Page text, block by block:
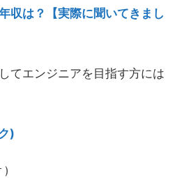
収は？【実際に聞いてきまし
てエンジニアを目指す方には
)
)